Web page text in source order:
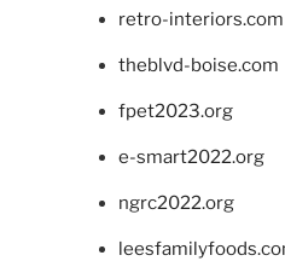
retro-interiors.com
theblvd-boise.com
fpet2023.org
e-smart2022.org
ngrc2022.org